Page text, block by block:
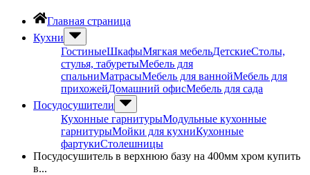
Главная страница
Кухни
ГостиныеШкафыМягкая мебельДетскиеСтолы,
стулья, табуретыМебель для
спальниМатрасыМебель для ваннойМебель для
прихожейДомашний офисМебель для сада
Посудосушители
Кухонные гарнитурыМодульные кухонные
гарнитурыМойки для кухниКухонные
фартукиСтолешницы
Посудосушитель в верхнюю базу на 400мм хром купить
в...